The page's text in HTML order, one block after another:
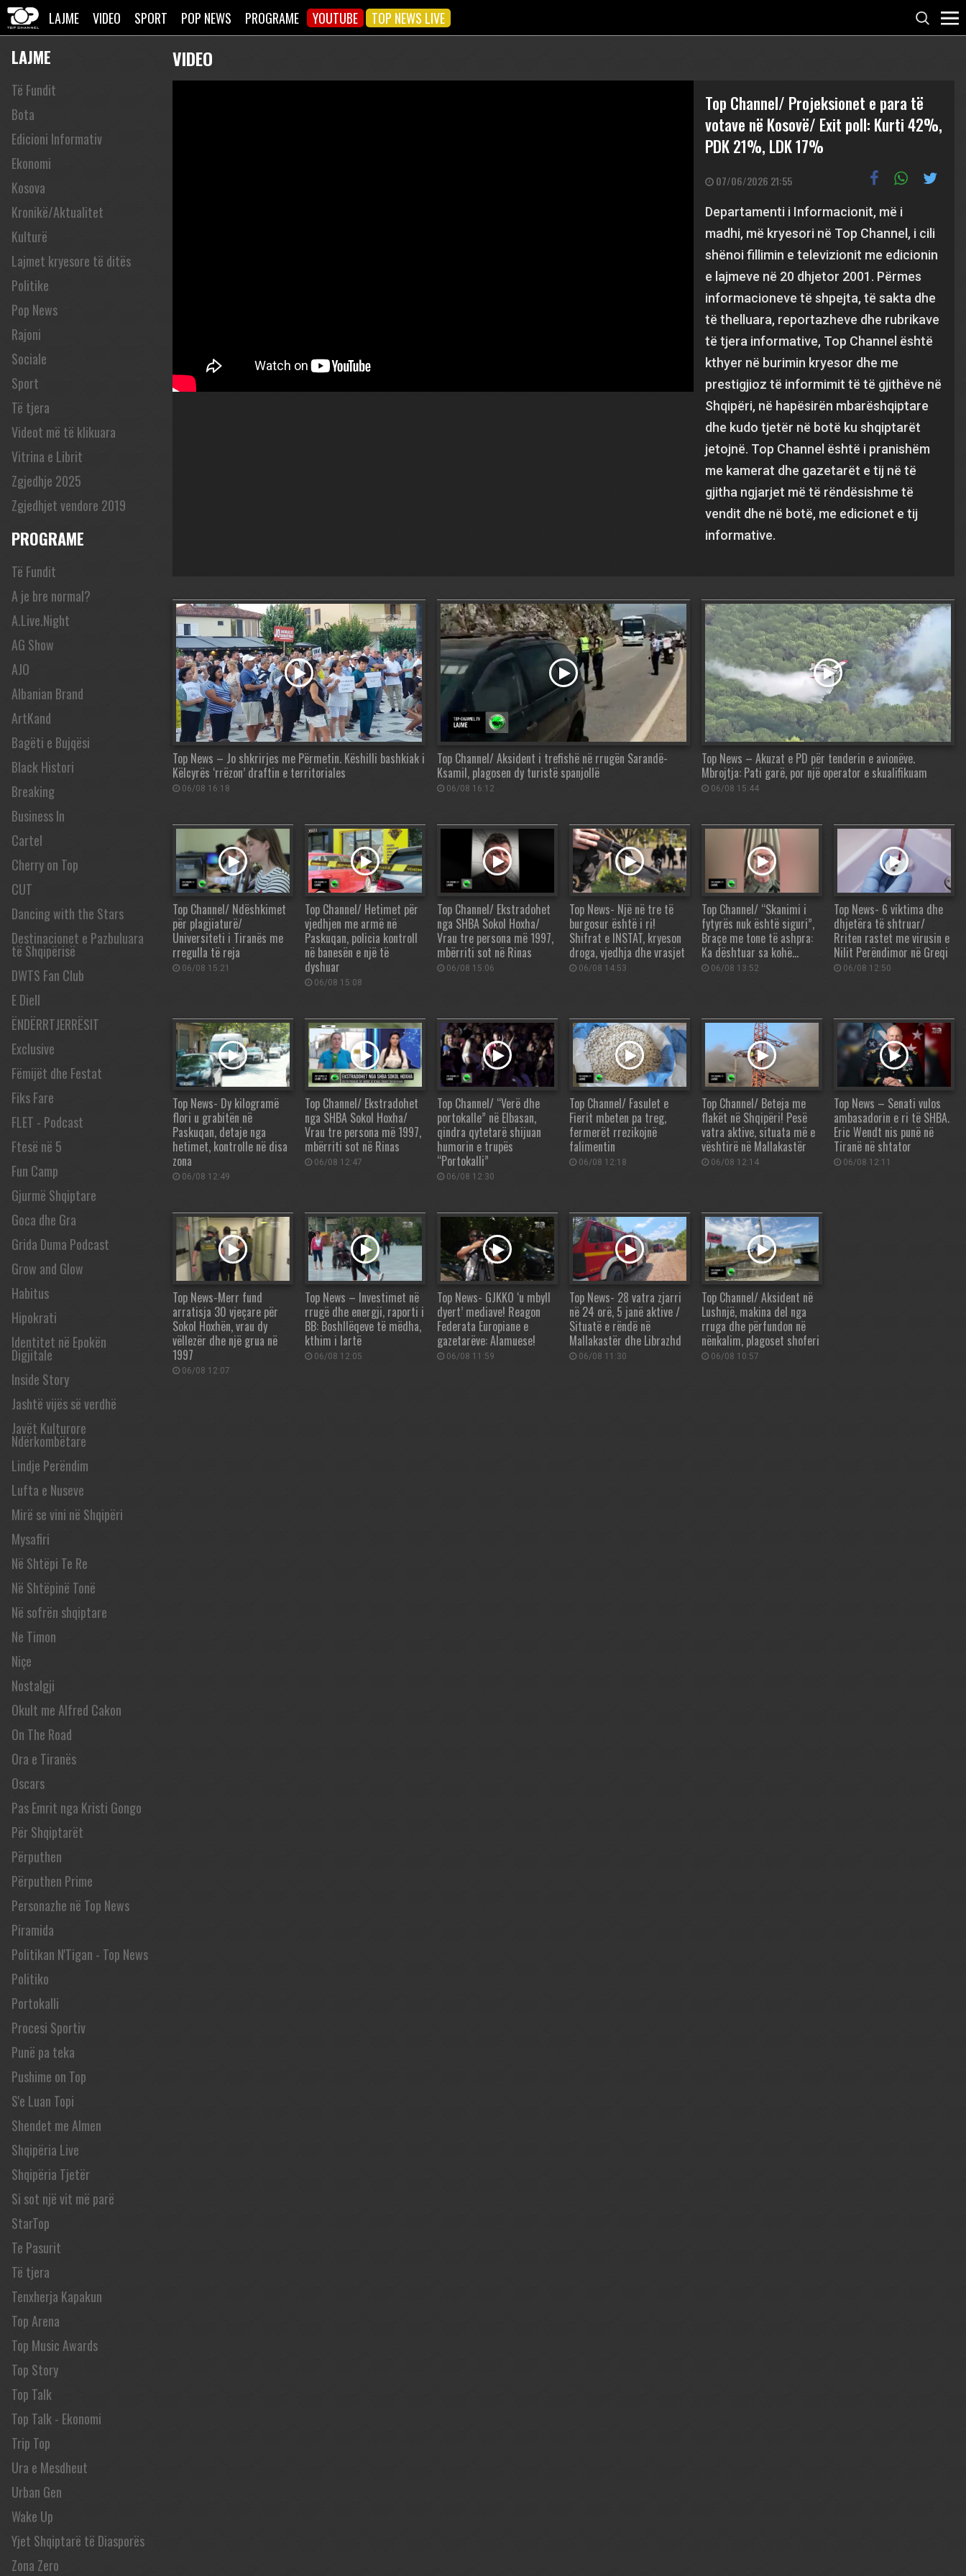
LAJME VIDEO SPORT POP NEWS PROGRAME YOUTUBE TOP NEWS LIVE
LAJME
Të Fundit
Bota
Edicioni Informativ
Ekonomi
Kosova
Kronikë/Aktualitet
Kulturë
Lajmet kryesore të ditës
Politike
Pop News
Rajoni
Sociale
Sport
Të tjera
Videot më të klikuara
Vitrina e Librit
Zgjedhje 2025
Zgjedhjet vendore 2019
PROGRAME
Të Fundit
A je bre normal?
A.Live.Night
AG Show
AJO
Albanian Brand
ArtKand
Bagëti e Bujqësi
Black Histori
Breaking
Business In
Cartel
Cherry on Top
CUT
Dancing with the Stars
Destinacionet e Pazbuluara
të Shqipërisë
DWTS Fan Club
E Diell
ËNDËRRTJERRËSIT
Exclusive
Fëmijët dhe Festat
Fiks Fare
FLET - Podcast
Ftesë në 5
Fun Camp
Gjurmë Shqiptare
Goca dhe Gra
Grida Duma Podcast
Grow and Glow
Habitus
Hipokrati
Identitet në Epokën
Digjitale
Inside Story
Jashtë vijës së verdhë
Javët Kulturore
Ndërkombëtare
Lindje Perëndim
Lufta e Nuseve
Mirë se vini në Shqipëri
Mysafiri
Në Shtëpi Te Re
Në Shtëpinë Tonë
Në sofrën shqiptare
Ne Timon
Niçe
Nostalgji
Okult me Alfred Cakon
On The Road
Ora e Tiranës
Oscars
Pas Emrit nga Kristi Gongo
Për Shqiptarët
Përputhen
Përputhen Prime
Personazhe në Top News
Piramida
Politikan N'Tigan - Top News
Politiko
Portokalli
Procesi Sportiv
Punë pa teka
Pushime on Top
S'e Luan Topi
Shendet me Almen
Shqipëria Live
Shqipëria Tjetër
Si sot një vit më parë
StarTop
Te Pasurit
Të tjera
Tenxherja Kapakun
Top Arena
Top Music Awards
Top Story
Top Talk
Top Talk - Ekonomi
Trip Top
Ura e Mesdheut
Urban Gen
Wake Up
Yjet Shqiptarë të Diasporës
Zona Zero
VIDEO
Top Channel/ Projeksionet e para të
votave në Kosovë/ Exit poll: Kurti 42%,
PDK 21%, LDK 17%
07/06/2026 21:55
Departamenti i Informacionit, më i
madhi, më kryesori në Top Channel, i cili
shënoi fillimin e televizionit me edicionin
e lajmeve në 20 dhjetor 2001. Përmes
informacioneve të shpejta, të sakta dhe
të thelluara, reportazheve dhe rubrikave
të tjera informative, Top Channel është
kthyer në burimin kryesor dhe me
prestigjioz të informimit të të gjithëve në
Shqipëri, në hapësirën mbarëshqiptare
dhe kudo tjetër në botë ku shqiptarët
jetojnë. Top Channel është i pranishëm
me kamerat dhe gazetarët e tij në të
gjitha ngjarjet më të rëndësishme të
vendit dhe në botë, me edicionet e tij
informative.
Top News – Jo shkrirjes me Përmetin. Këshilli bashkiak i
Këlcyrës ‘rrëzon’ draftin e territoriales
06/08 16:18
Top Channel/ Aksident i trefishë në rrugën Sarandë-
Ksamil, plagosen dy turistë spanjollë
06/08 16:12
Top News – Akuzat e PD për tenderin e avionëve.
Mbrojtja: Pati garë, por një operator e skualifikuam
06/08 15:44
Top Channel/ Ndëshkimet
për plagjiaturë/
Universiteti i Tiranës me
rregulla të reja
06/08 15:21
Top Channel/ Hetimet për
vjedhjen me armë në
Paskuqan, policia kontroll
në banesën e një të
dyshuar
06/08 15:08
Top Channel/ Ekstradohet
nga SHBA Sokol Hoxha/
Vrau tre persona më 1997,
mbërriti sot në Rinas
06/08 15:06
Top News- Një në tre të
burgosur është i ri!
Shifrat e INSTAT, kryeson
droga, vjedhja dhe vrasjet
06/08 14:53
Top Channel/ “Skanimi i
fytyrës nuk është siguri”,
Braçe me tone të ashpra:
Ka dështuar sa kohë…
06/08 13:52
Top News- 6 viktima dhe
dhjetëra të shtruar/
Rriten rastet me virusin e
Nilit Perëndimor në Greqi
06/08 12:50
Top News- Dy kilogramë
flori u grabitën në
Paskuqan, detaje nga
hetimet, kontrolle në disa
zona
06/08 12:49
Top Channel/ Ekstradohet
nga SHBA Sokol Hoxha/
Vrau tre persona më 1997,
mbërriti sot në Rinas
06/08 12:47
Top Channel/ “Verë dhe
portokalle” në Elbasan,
qindra qytetarë shijuan
humorin e trupës
“Portokalli”
06/08 12:30
Top Channel/ Fasulet e
Fierit mbeten pa treg,
fermerët rrezikojnë
falimentin
06/08 12:18
Top Channel/ Beteja me
flakët në Shqipëri! Pesë
vatra aktive, situata më e
vështirë në Mallakastër
06/08 12:14
Top News – Senati vulos
ambasadorin e ri të SHBA.
Eric Wendt nis punë në
Tiranë në shtator
06/08 12:11
Top News-Merr fund
arratisja 30 vjeçare për
Sokol Hoxhën, vrau dy
vëllezër dhe një grua në
1997
06/08 12:07
Top News – Investimet në
rrugë dhe energji, raporti i
BB: Boshllëqeve të mëdha,
kthim i lartë
06/08 12:05
Top News- GJKKO ‘u mbyll
dyert’ mediave! Reagon
Federata Europiane e
gazetarëve: Alamuese!
06/08 11:59
Top News- 28 vatra zjarri
në 24 orë, 5 janë aktive /
Situatë e rëndë në
Mallakastër dhe Librazhd
06/08 11:30
Top Channel/ Aksident në
Lushnjë, makina del nga
rruga dhe përfundon në
nënkalim, plagoset shoferi
06/08 10:57